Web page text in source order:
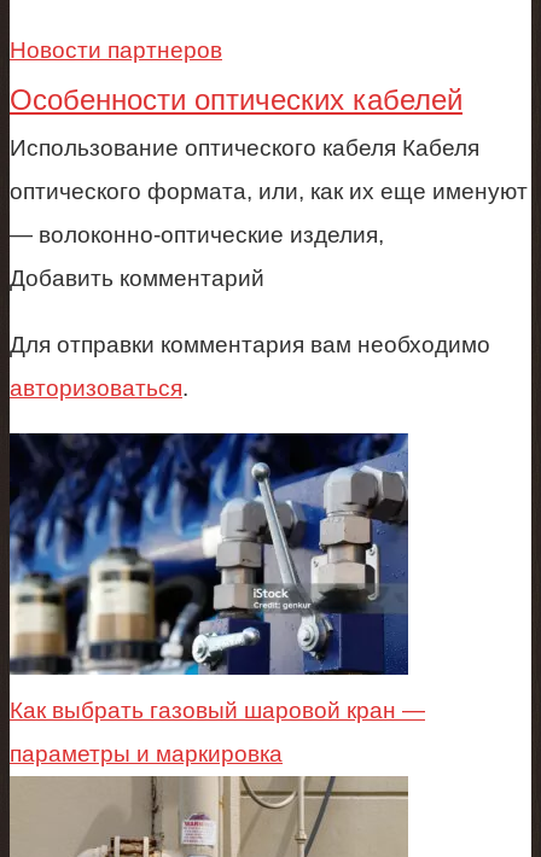
Новости партнеров
Особенности оптических кабелей
Использование оптического кабеля Кабеля
оптического формата, или, как их еще именуют
— волоконно-оптические изделия,
Добавить комментарий
Для отправки комментария вам необходимо
авторизоваться.
Как выбрать газовый шаровой кран —
параметры и маркировка